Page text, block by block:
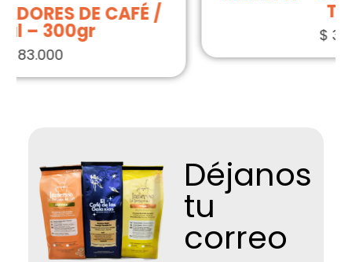
Tazas
Déjanos
tu
correo